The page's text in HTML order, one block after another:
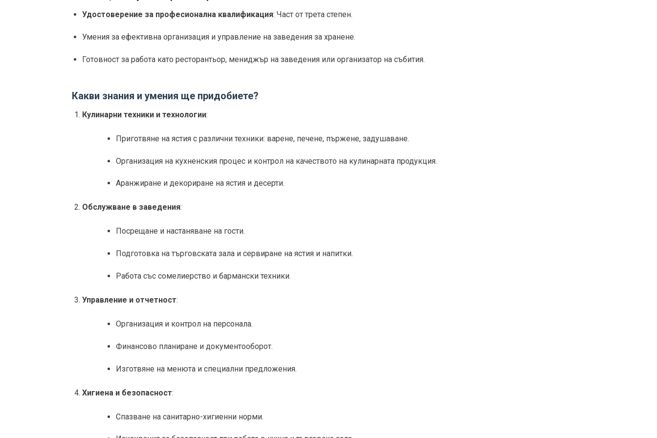
Удостоверение за професионална квалификация: Част от трета степен.
Умения за ефективна организация и управление на заведения за хранене.
Готовност за работа като ресторантьор, мениджър на заведения или организатор на събития.
Какви знания и умения ще придобиете?
Кулинарни техники и технологии:
Приготвяне на ястия с различни техники: варене, печене, пържене, задушаване.
Организация на кухненския процес и контрол на качеството на кулинарната продукция.
Аранжиране и декориране на ястия и десерти.
Обслужване в заведения:
Посрещане и настаняване на гости.
Подготовка на търговската зала и сервиране на ястия и напитки.
Работа със сомелиерство и бармански техники.
Управление и отчетност:
Организация и контрол на персонала.
Финансово планиране и документооборот.
Изготвяне на менюта и специални предложения.
Хигиена и безопасност:
Спазване на санитарно-хигиенни норми.